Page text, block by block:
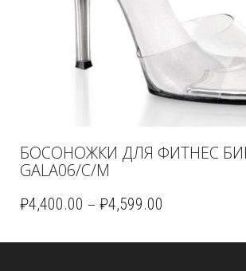
БОСОНОЖКИ ДЛЯ ФИТНЕС
GALA06/C/M
₽4,400.00 – ₽4,599.00